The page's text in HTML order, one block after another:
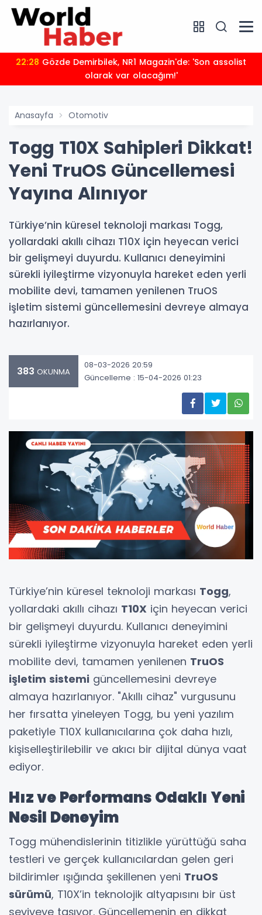
22:28
olarak var olacağım!'
Anasayfa Otomotiv
Togg T10X Sahipleri Dikkat!
Yeni TruOS Güncellemesi
Yayına Alınıyor
Türkiye’nin küresel teknoloji markası Togg,
yollardaki akıllı cihazı T10X için heyecan verici
bir gelişmeyi duyurdu. Kullanıcı deneyimini
sürekli iyileştirme vizyonuyla hareket eden yerli
mobilite devi, tamamen yenilenen TruOS
işletim sistemi güncellemesini devreye almaya
hazırlanıyor.
383 OKUNMA
08-03-2026 20:59
Güncelleme : 15-04-2026 01:23
Türkiye’nin küresel teknoloji markası Togg,
yollardaki akıllı cihazı T10X için heyecan verici
bir gelişmeyi duyurdu. Kullanıcı deneyimini
sürekli iyileştirme vizyonuyla hareket eden yerli
mobilite devi, tamamen yenilenen TruOS
işletim sistemi güncellemesini devreye
almaya hazırlanıyor. "Akıllı cihaz" vurgusunu
her fırsatta yineleyen Togg, bu yeni yazılım
paketiyle T10X kullanıcılarına çok daha hızlı,
kişiselleştirilebilir ve akıcı bir dijital dünya vaat
ediyor.
Hız ve Performans Odaklı Yeni
Nesil Deneyim
Togg mühendislerinin titizlikle yürüttüğü saha
testleri ve gerçek kullanıcılardan gelen geri
bildirimler ışığında şekillenen yeni TruOS
sürümü, T10X’in teknolojik altyapısını bir üst
seviyeye taşıyor. Güncellemenin en dikkat